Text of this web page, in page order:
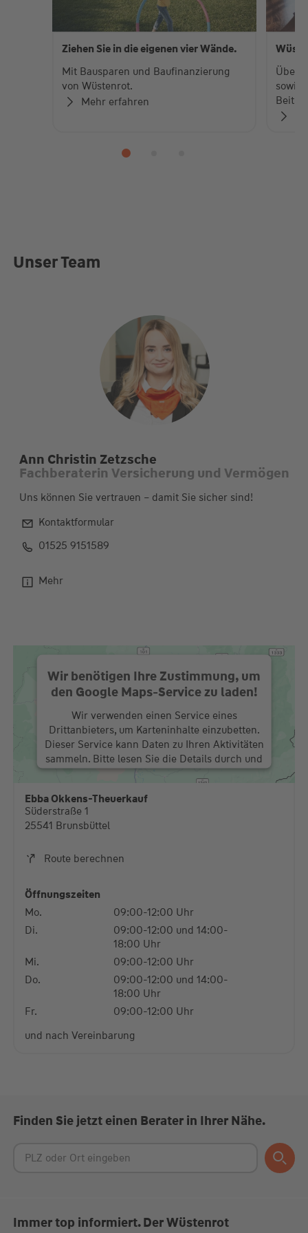
Ziehen Sie in die eigenen vier Wände.
Mit Bausparen und Baufinanzierung
von Wüstenrot.
Mehr erfahren
Über
sowie
Unser Team
Ann Christin Zetzsche
Fachberaterin Versicherung und Vermögen
Uns können Sie vertrauen – damit Sie sicher sind!
Kontaktformular
01525 9151589
Mehr
Wir benötigen Ihre Zustimmung, um
den Google Maps-Service zu laden!
Wir verwenden einen Service eines
Drittanbieters, um Karteninhalte einzubetten.
Dieser Service kann Daten zu Ihren Aktivitäten
sammeln. Bitte lesen Sie die Details durch und
stimmen Sie der Nutzung des Service zu, um
diese Karte anzuzeigen.
Ebba Okkens-Theuerkauf
Süderstraße 1
25541 Brunsbüttel
Route berechnen
Öffnungszeiten
Mo.
09:00-12:00 Uhr
Di.
09:00-12:00 und 14:00-
18:00 Uhr
Mi.
09:00-12:00 Uhr
Do.
09:00-12:00 und 14:00-
18:00 Uhr
Fr.
09:00-12:00 Uhr
und nach Vereinbarung
Finden Sie jetzt einen Berater in Ihrer Nähe.
Immer top informiert. Der Wüstenrot